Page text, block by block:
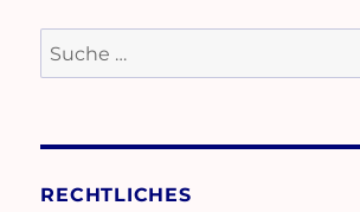
Suche
nach:
RECHTLICHES